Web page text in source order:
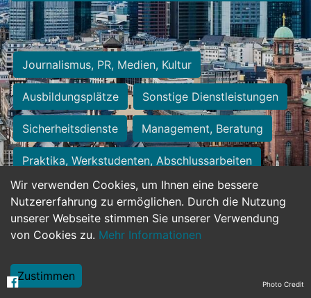
Wir verwenden Cookies, um Ihnen eine bessere
Nutzererfahrung zu ermöglichen. Durch die Nutzung
unserer Webseite stimmen Sie unserer Verwendung
von Cookies zu. Mehr Informationen
Zustimmen
Journalismus, PR, Medien, Kultur
Ausbildungsplätze Sonstige Dienstleistungen
Sicherheitsdienste Management, Beratung
Praktika, Werkstudenten, Abschlussarbeiten
Personalwesen Assistenz, Sekretariat
Hilfskräfte, Aushilfs- und Nebenjobs
Weiterbildung, Studium, duale Ausbildung Photo Credit